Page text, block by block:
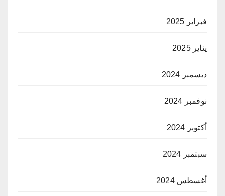
فبراير 2025
يناير 2025
ديسمبر 2024
نوفمبر 2024
أكتوبر 2024
سبتمبر 2024
أغسطس 2024